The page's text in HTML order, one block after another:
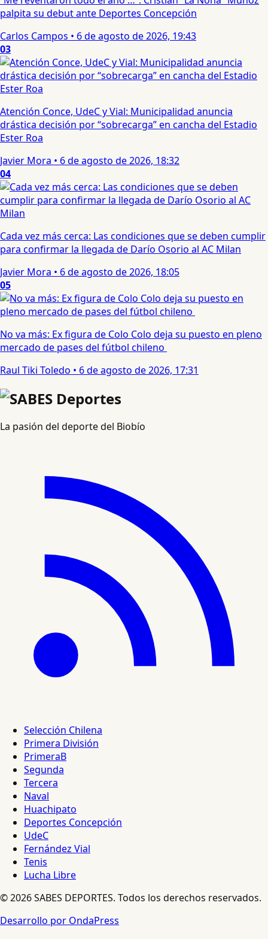
palpita su debut ante Deportes Concepción
Carlos Campos • 6 de agosto de 2026, 19:43
03
Atención Conce, UdeC y Vial: Municipalidad anuncia
drástica decisión por “sobrecarga” en cancha del Estadio
Ester Roa
Javier Mora • 6 de agosto de 2026, 18:32
04
Cada vez más cerca: Las condiciones que se deben cumplir
para confirmar la llegada de Darío Osorio al AC Milan
Javier Mora • 6 de agosto de 2026, 18:05
05
No va más: Ex figura de Colo Colo deja su puesto en pleno
mercado de pases del fútbol chileno
Raul Tiki Toledo • 6 de agosto de 2026, 17:31
La pasión del deporte del Biobío
Selección Chilena
Primera División
PrimeraB
Segunda
Tercera
Naval
Huachipato
Deportes Concepción
UdeC
Fernández Vial
Tenis
Lucha Libre
© 2026 SABES DEPORTES. Todos los derechos reservados.
Desarrollo por OndaPress